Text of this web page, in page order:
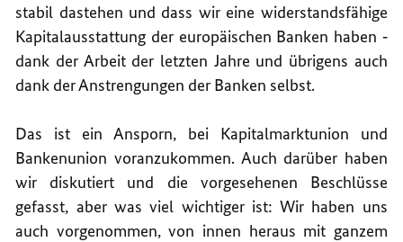
stabil dastehen und dass wir eine widerstandsfähige
Kapitalausstattung der europäischen Banken haben ‑
dank der Arbeit der letzten Jahre und übrigens auch
dank der Anstrengungen der Banken selbst.
Das ist ein Ansporn, bei Kapitalmarktunion und
Bankenunion voranzukommen. Auch darüber haben
wir diskutiert und die vorgesehenen Beschlüsse
gefasst, aber was viel wichtiger ist: Wir haben uns
auch vorgenommen, von innen heraus mit ganzem